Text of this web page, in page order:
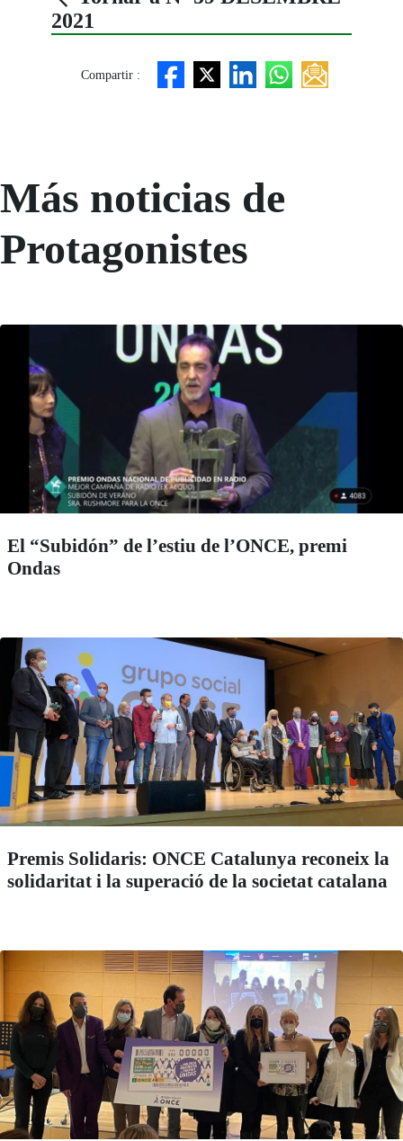
2021
Compartir :
Más noticias de
Protagonistes
El “Subidón” de l’estiu de l’ONCE, premi
Ondas
Premis Solidaris: ONCE Catalunya reconeix la
solidaritat i la superació de la societat catalana